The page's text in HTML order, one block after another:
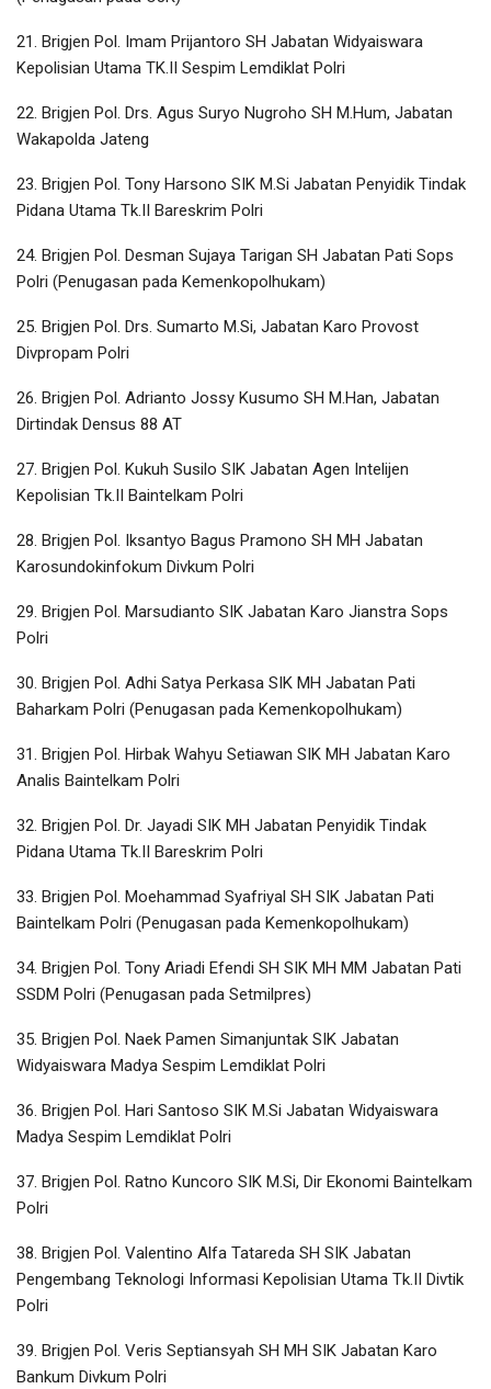
21. Brigjen Pol. Imam Prijantoro SH Jabatan Widyaiswara
Kepolisian Utama TK.II Sespim Lemdiklat Polri
22. Brigjen Pol. Drs. Agus Suryo Nugroho SH M.Hum, Jabatan
Wakapolda Jateng
23. Brigjen Pol. Tony Harsono SIK M.Si Jabatan Penyidik Tindak
Pidana Utama Tk.II Bareskrim Polri
24. Brigjen Pol. Desman Sujaya Tarigan SH Jabatan Pati Sops
Polri (Penugasan pada Kemenkopolhukam)
25. Brigjen Pol. Drs. Sumarto M.Si, Jabatan Karo Provost
Divpropam Polri
26. Brigjen Pol. Adrianto Jossy Kusumo SH M.Han, Jabatan
Dirtindak Densus 88 AT
27. Brigjen Pol. Kukuh Susilo SIK Jabatan Agen Intelijen
Kepolisian Tk.II Baintelkam Polri
28. Brigjen Pol. Iksantyo Bagus Pramono SH MH Jabatan
Karosundokinfokum Divkum Polri
29. Brigjen Pol. Marsudianto SIK Jabatan Karo Jianstra Sops
Polri
30. Brigjen Pol. Adhi Satya Perkasa SIK MH Jabatan Pati
Baharkam Polri (Penugasan pada Kemenkopolhukam)
31. Brigjen Pol. Hirbak Wahyu Setiawan SIK MH Jabatan Karo
Analis Baintelkam Polri
32. Brigjen Pol. Dr. Jayadi SIK MH Jabatan Penyidik Tindak
Pidana Utama Tk.II Bareskrim Polri
33. Brigjen Pol. Moehammad Syafriyal SH SIK Jabatan Pati
Baintelkam Polri (Penugasan pada Kemenkopolhukam)
34. Brigjen Pol. Tony Ariadi Efendi SH SIK MH MM Jabatan Pati
SSDM Polri (Penugasan pada Setmilpres)
35. Brigjen Pol. Naek Pamen Simanjuntak SIK Jabatan
Widyaiswara Madya Sespim Lemdiklat Polri
36. Brigjen Pol. Hari Santoso SIK M.Si Jabatan Widyaiswara
Madya Sespim Lemdiklat Polri
37. Brigjen Pol. Ratno Kuncoro SIK M.Si, Dir Ekonomi Baintelkam
Polri
38. Brigjen Pol. Valentino Alfa Tatareda SH SIK Jabatan
Pengembang Teknologi Informasi Kepolisian Utama Tk.II Divtik
Polri
39. Brigjen Pol. Veris Septiansyah SH MH SIK Jabatan Karo
Bankum Divkum Polri